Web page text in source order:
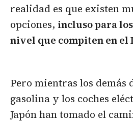
realidad es que existen
opciones, incluso para
nivel que compiten en el
Pero mientras los demás
gasolina y los coches
Japón han tomado el